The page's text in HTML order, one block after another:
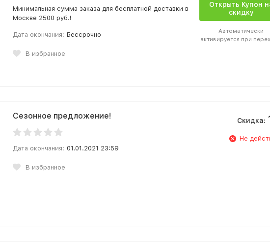
Минимальная сумма заказа для бесплатной доставки в
Москве 2500 руб.!
Дата окончания: Бессрочно
В избранное
Открыть Купон
скидку
Автоматически
активируется при
Сезонное предложение!
Дата окончания: 01.01.2021 23:59
В избранное
Скидка:
Не